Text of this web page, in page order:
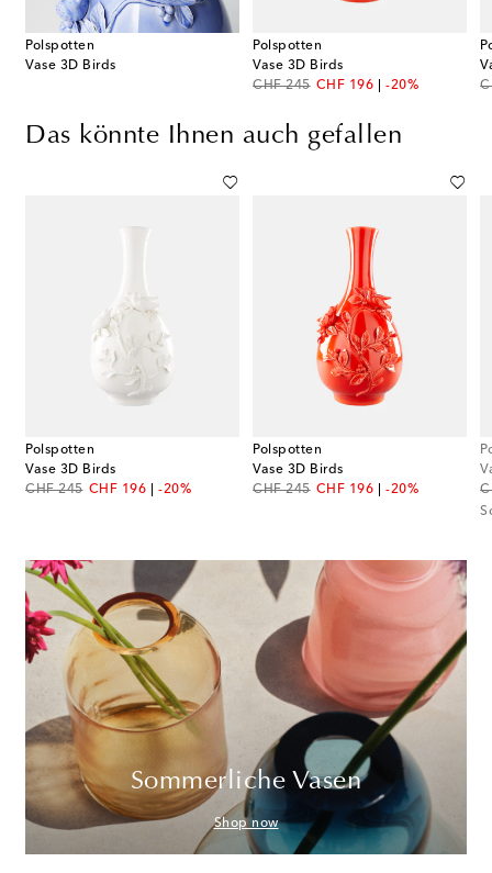
Polspotten
Vase 3D Birds
Polspotten
Vase 3D Birds
CHF 245
original priceCHF 196
discount price
-20%
Das könnte Ihnen auch gefallen
Polspotten
Vase 3D Birds
CHF 245
original priceCHF 196
discount price
-20%
Polspotten
Vase 3D Birds
CHF 245
original priceCHF 196
discount price
-20%
Sommerliche Vasen
Shop now